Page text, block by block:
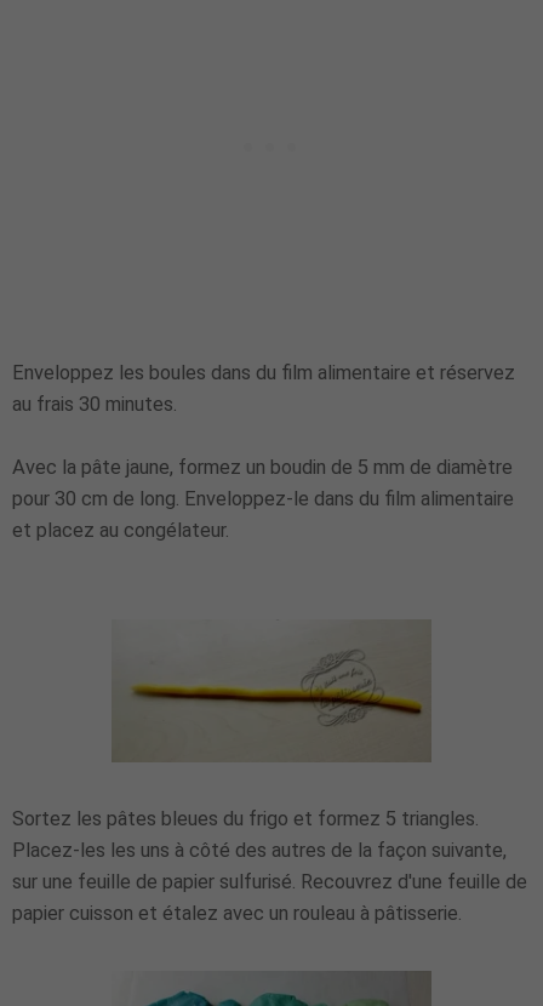
Enveloppez les boules dans du film alimentaire et réservez
au frais 30 minutes.
Avec la pâte jaune, formez un boudin de 5 mm de diamètre
pour 30 cm de long. Enveloppez-le dans du film alimentaire
et placez au congélateur.
Sortez les pâtes bleues du frigo et formez 5 triangles.
Placez-les les uns à côté des autres de la façon suivante,
sur une feuille de papier sulfurisé. Recouvrez d'une feuille de
papier cuisson et étalez avec un rouleau à pâtisserie.